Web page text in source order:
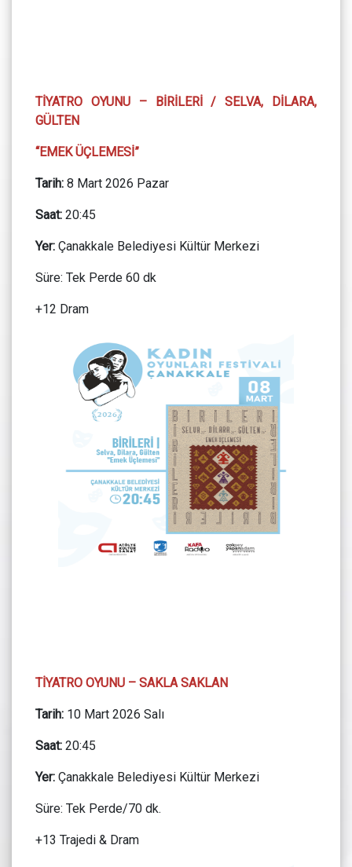
TİYATRO OYUNU – BİRİLERİ / SELVA, DİLARA,
GÜLTEN
“EMEK ÜÇLEMESİ”
Tarih: 8 Mart 2026 Pazar
Saat: 20:45
Yer: Çanakkale Belediyesi Kültür Merkezi
Süre: Tek Perde 60 dk
+12 Dram
TİYATRO OYUNU – SAKLA SAKLAN
Tarih: 10 Mart 2026 Salı
Saat: 20:45
Yer: Çanakkale Belediyesi Kültür Merkezi
Süre: Tek Perde/70 dk.
+13 Trajedi & Dram